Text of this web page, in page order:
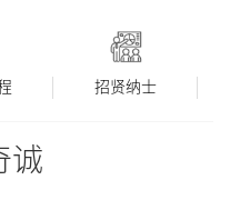
招贤纳士
诚